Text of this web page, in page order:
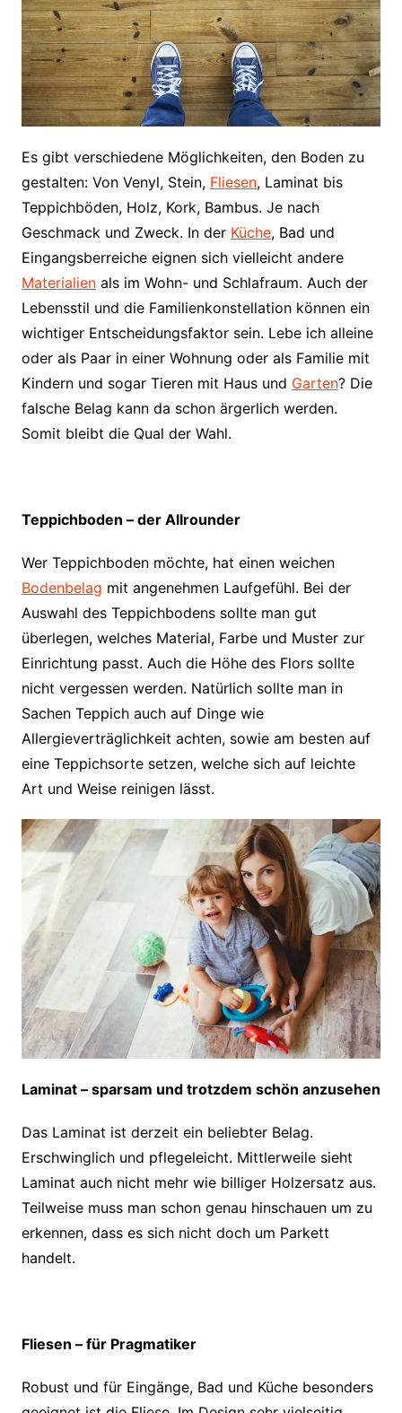
Es gibt verschiedene Möglichkeiten, den Boden zu
gestalten: Von Venyl, Stein, Fliesen, Laminat bis
Teppichböden, Holz, Kork, Bambus. Je nach
Geschmack und Zweck. In der Küche, Bad und
Eingangsberreiche eignen sich vielleicht andere
Materialienals im Wohn- und Schlafraum. Auch der
Lebensstil und die Familienkonstellation können ein
wichtiger Entscheidungsfaktor sein. Lebe ich alleine
oder als Paar in einer Wohnung oder als Familie mit
Kindern und sogar Tieren mit Haus und Garten? Die
falsche Belag kann da schon ärgerlich werden.
Somit bleibt die Qual der Wahl.
Teppichboden – der Allrounder
Wer Teppichboden möchte, hat einen weichen
Bodenbelag mit angenehmen Laufgefühl. Bei der
Auswahl des Teppichbodens sollte man gut
überlegen, welches Material, Farbe und Muster zur
Einrichtung passt. Auch die Höhe des Flors sollte
nicht vergessen werden. Natürlich sollte man in
Sachen Teppich auch auf Dinge wie
Allergieverträglichkeit achten, sowie am besten auf
eine Teppichsorte setzen, welche sich auf leichte
Art und Weise reinigen lässt.
Laminat – sparsam und trotzdem schön anzusehen
Das Laminat ist derzeit ein beliebter Belag.
Erschwinglich und pflegeleicht. Mittlerweile sieht
Laminat auch nicht mehr wie billiger Holzersatz aus.
Teilweise muss man schon genau hinschauen um zu
erkennen, dass es sich nicht doch um Parkett
handelt.
Fliesen – für Pragmatiker
Robust und für Eingänge, Bad und Küche besonders